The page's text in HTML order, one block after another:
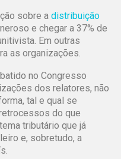
sobre a distribuição
e chegar a 37% de
Em outras
as organizações.
no Congresso
dos relatores, não
tal e qual se
do que
tributário que já
e, sobretudo, a